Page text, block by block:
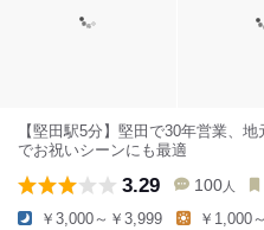
【堅田駅5分】堅田で30年営業、
でお祝いシーンにも最適
3.29 100 人
￥3,000～￥3,999 ￥1,000